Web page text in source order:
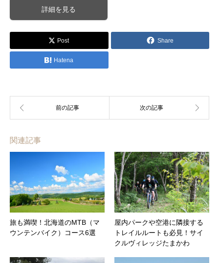
詳細を見る
Post Share
Hatena
関連記事
旅も満喫！北海道のMTB（マ
ウンテンバイク）コース6選
屋内パークや空港に隣接する
トレイルルートも必見！サイ
クルヴィレッジたまかわ